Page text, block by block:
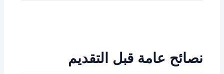
نصائح عامة قبل التقديم